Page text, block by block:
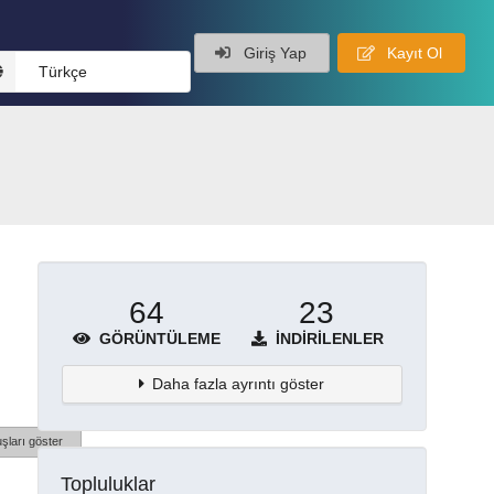
Türkçe
Giriş Yap Kayıt Ol
göster
64
GÖRÜNTÜLEME
23
İNDIRILENLER
Daha fazla ayrıntı göster
Topluluklar